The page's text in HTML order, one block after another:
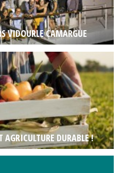
VIDOURLE CAMARGUE
DURABLE !